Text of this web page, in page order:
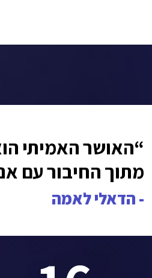
“האושר האמיתי
מתוך החיבור עם
- הדאלי לאמה